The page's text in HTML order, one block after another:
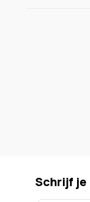
Schrijf je